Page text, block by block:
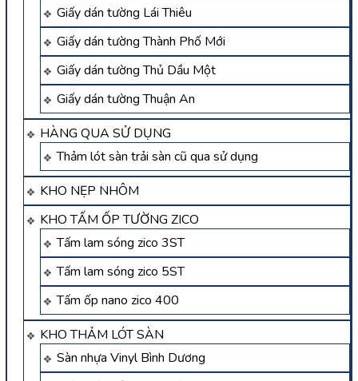
Giấy dán tường Lái Thiêu
Giấy dán tường Thành Phố Mới
Giấy dán tường Thủ Dầu Một
Giấy dán tường Thuận An
HÀNG QUA SỬ DỤNG
Thảm lót sàn trải sàn cũ qua sử dụng
KHO NẸP NHÔM
KHO TẤM ỐP TƯỜNG ZICO
Tấm lam sóng zico 3ST
Tấm lam sóng zico 5ST
Tấm ốp nano zico 400
KHO THẢM LÓT SÀN
Sàn nhựa Vinyl Bình Dương